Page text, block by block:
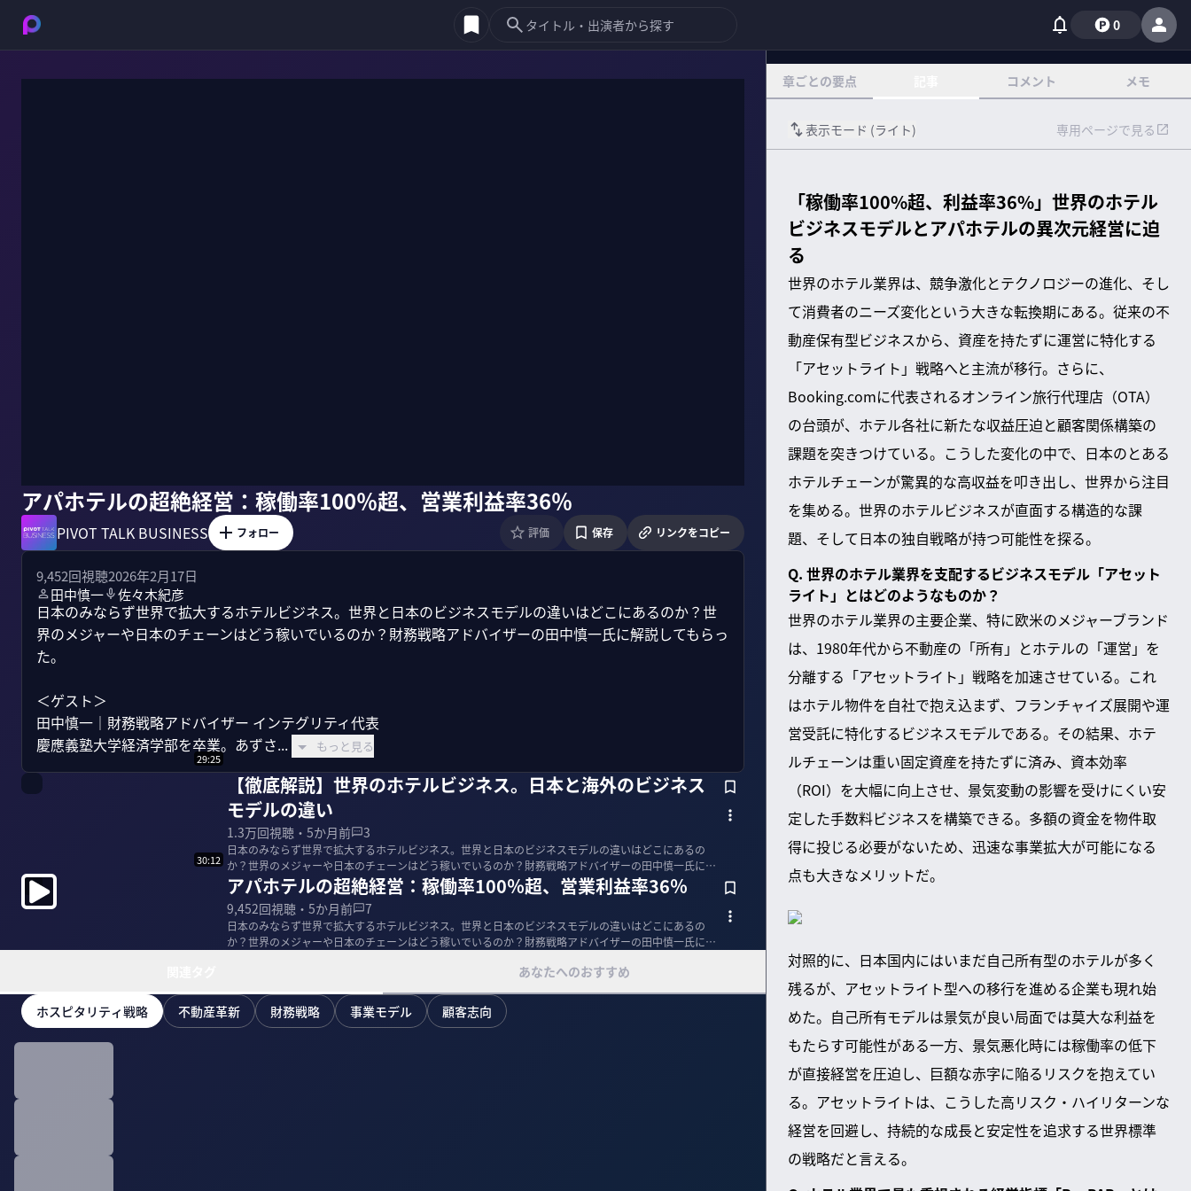
0
アパホテルの超絶経営：稼働率100％超、営業利益率36％
PIVOT TALK BUSINESS フォロー 評価 保存 リンクをコピー
9,452回視聴2026年2月17日
田中慎一
佐々木紀彦
日本のみならず世界で拡大するホテルビジネス。世界と日本のビジネスモデルの違いはどこにあるのか？世
界のメジャーや日本のチェーンはどう稼いでいるのか？財務戦略アドバイザーの田中慎一氏に解説してもらっ
た。
＜ゲスト＞
田中慎一｜財務戦略アドバイザー インテグリティ代表
慶應義塾大学経済学部を卒業。あずさ...
もっと見る
29:25
【徹底解説】世界のホテルビジネス。日本と海外のビジネス
モデルの違い
1.3万回視聴・ 5か月前 3
日本のみならず世界で拡大するホテルビジネス。世界と日本のビジネスモデルの違いはどこにあるの
か？世界のメジャーや日本のチェーンはどう稼いでいるのか？財務戦略アドバイザーの田中慎一氏に解
説してもらった。 ...
30:12
アパホテルの超絶経営：稼働率100％超、営業利益率36％
9,452回視聴・ 5か月前 7
日本のみならず世界で拡大するホテルビジネス。世界と日本のビジネスモデルの違いはどこにあるの
か？世界のメジャーや日本のチェーンはどう稼いでいるのか？財務戦略アドバイザーの田中慎一氏に解
あなたへのおすすめ
ホスピタリティ戦略 不動産革新 財務戦略 事業モデル 顧客志向
章ごとの要点 コメント メモ
表示モード (ライト) 専用ページで見る
「稼働率100%超、利益率36%」世界のホテル
ビジネスモデルとアパホテルの異次元経営に迫
る
世界のホテル業界は、競争激化とテクノロジーの進化、そし
て消費者のニーズ変化という大きな転換期にある。従来の不
動産保有型ビジネスから、資産を持たずに運営に特化する
「アセットライト」戦略へと主流が移行。さらに、
Booking.comに代表されるオンライン旅行代理店（OTA）
の台頭が、ホテル各社に新たな収益圧迫と顧客関係構築の
課題を突きつけている。こうした変化の中で、日本のとある
ホテルチェーンが驚異的な高収益を叩き出し、世界から注目
を集める。世界のホテルビジネスが直面する構造的な課
題、そして日本の独自戦略が持つ可能性を探る。
Q. 世界のホテル業界を支配するビジネスモデル「アセット
ライト」とはどのようなものか？
世界のホテル業界の主要企業、特に欧米のメジャーブランド
は、1980年代から不動産の「所有」とホテルの「運営」を
分離する「アセットライト」戦略を加速させている。これ
はホテル物件を自社で抱え込まず、フランチャイズ展開や運
営受託に特化するビジネスモデルである。その結果、ホテ
ルチェーンは重い固定資産を持たずに済み、資本効率
（ROI）を大幅に向上させ、景気変動の影響を受けにくい安
定した手数料ビジネスを構築できる。多額の資金を物件取
得に投じる必要がないため、迅速な事業拡大が可能になる
点も大きなメリットだ。
対照的に、日本国内にはいまだ自己所有型のホテルが多く
残るが、アセットライト型への移行を進める企業も現れ始
めた。自己所有モデルは景気が良い局面では莫大な利益を
もたらす可能性がある一方、景気悪化時には稼働率の低下
が直接経営を圧迫し、巨額な赤字に陥るリスクを抱えてい
る。アセットライトは、こうした高リスク・ハイリターンな
経営を回避し、持続的な成長と安定性を追求する世界標準
の戦略だと言える。